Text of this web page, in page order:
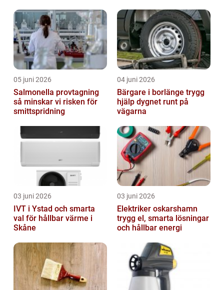
05 juni 2026
Salmonella provtagning
så minskar vi risken för
smittspridning
04 juni 2026
Bärgare i borlänge trygg
hjälp dygnet runt på
vägarna
03 juni 2026
IVT i Ystad och smarta
val för hållbar värme i
Skåne
03 juni 2026
Elektriker oskarshamn
trygg el, smarta lösningar
och hållbar energi